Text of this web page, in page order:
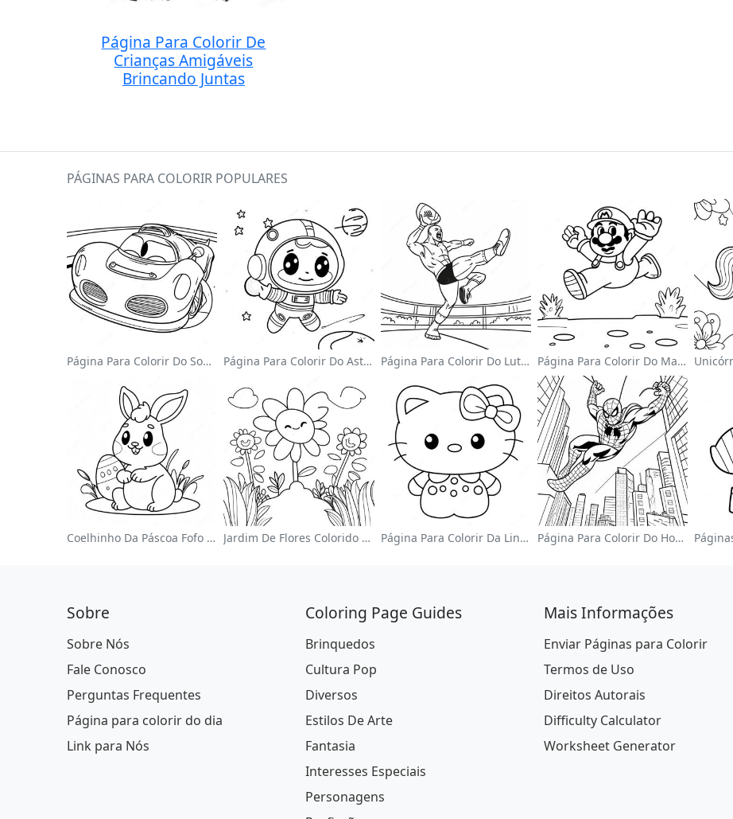
Página Para Colorir De
Crianças Amigáveis
Brincando Juntas
PÁGINAS PARA COLORIR POPULARES
Página Para Colorir Do Sonic Velocista Página Para Colorir Do Astronauta Fofo Flutuando No Espaço Página Para Colorir Do Lutador Da Wwe Pulando Sobre O Oponente Página Para Colorir Do Mario Pulando Sobre Goombas
Coelhinho Da Páscoa Fofo Página Para Colorir Jardim De Flores Colorido Página Para Colorir Página Para Colorir Da Linda Hello Kitty Com Laço Página Para Colorir Do Homem-Aranha Balançando Pela Cidade
Sobre
Sobre Nós
Fale Conosco
Perguntas Frequentes
Página para colorir do dia
Link para Nós
Coloring Page Guides
Brinquedos
Cultura Pop
Diversos
Estilos De Arte
Fantasia
Interesses Especiais
Personagens
Mais Informações
Enviar Páginas para Colorir
Termos de Uso
Direitos Autorais
Difficulty Calculator
Worksheet Generator